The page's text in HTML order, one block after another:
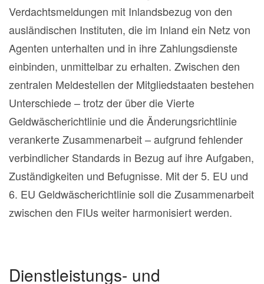
Verdachtsmeldungen mit Inlandsbezug von den
ausländischen Instituten, die im Inland ein Netz von
Agenten unterhalten und in ihre Zahlungsdienste
einbinden, unmittelbar zu erhalten. Zwischen den
zentralen Meldestellen der Mitgliedstaaten bestehen
Unterschiede – trotz der über die Vierte
Geldwäscherichtlinie und die Änderungsrichtlinie
verankerte Zusammenarbeit – aufgrund fehlender
verbindlicher Standards in Bezug auf ihre Aufgaben,
Zuständigkeiten und Befugnisse. Mit der 5. EU und
6. EU Geldwäscherichtlinie soll die Zusammenarbeit
zwischen den FIUs weiter harmonisiert werden.
Dienstleistungs- und